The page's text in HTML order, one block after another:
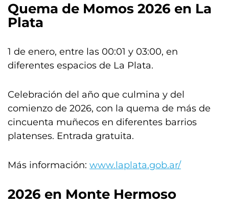
Quema de Momos 2026 en La
Plata
1 de enero, entre las 00:01 y 03:00, en
diferentes espacios de La Plata.
Celebración del año que culmina y del
comienzo de 2026, con la quema de más de
cincuenta muñecos en diferentes barrios
platenses. Entrada gratuita.
Más información: www.laplata.gob.ar/
2026 en Monte Hermoso